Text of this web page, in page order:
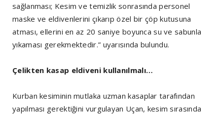
sağlanması; Kesim ve temizlik sonrasında personel
maske ve eldivenlerini çıkarıp özel bir çöp kutusuna
atması, ellerini en az 20 saniye boyunca su ve sabunla
yıkaması gerekmektedir.” uyarısında bulundu.
Çelikten kasap eldiveni kullanılmalı…
Kurban kesiminin mutlaka uzman kasaplar tarafından
yapılması gerektiğini vurgulayan Uçan, kesim sırasında